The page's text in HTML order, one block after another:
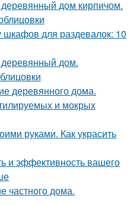
дом кирпичом.
для раздевалок: 10
деревянный дом.
деревянного дома.
и мокрых
руками. Как украсить
и эффективность вашего
частного дома.